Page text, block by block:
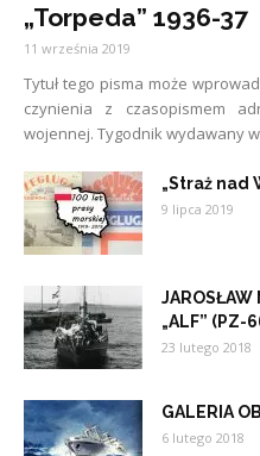
„Torpeda” 1936-37
11 września 2019
Tytuł tego pisma może
czynienia z czasopismem
wojennej. Tygodnik wydawany
„Straż nad
9 lipca 2019
JAROSŁAW
„ALF” (PZ-
23 lutego 2018
GALERIA
6 lutego 2018